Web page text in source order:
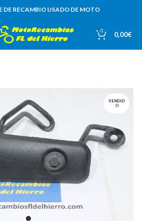
DE RECAMBIO USADO DE MOTO
0 0,00€
VENDID
O